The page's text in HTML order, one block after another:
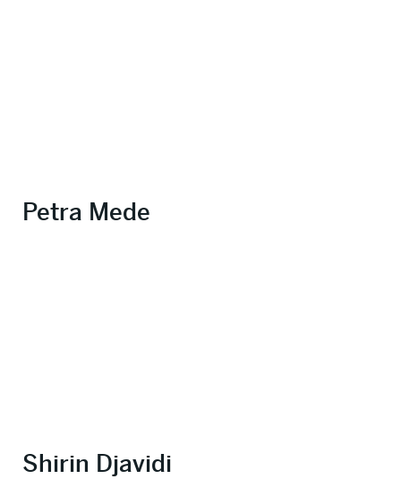
Petra Mede
Shirin Djavidi